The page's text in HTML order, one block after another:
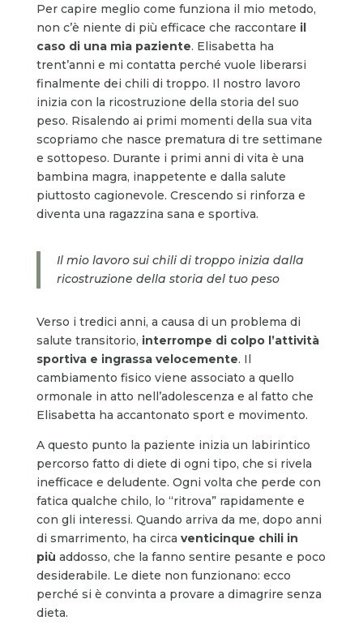
Per capire meglio come funziona il mio metodo,
non c’è niente di più efficace che raccontare il
caso di una mia paziente. Elisabetta ha
trent’anni e mi contatta perché vuole liberarsi
finalmente dei chili di troppo. Il nostro lavoro
inizia con la ricostruzione della storia del suo
peso. Risalendo ai primi momenti della sua vita
scopriamo che nasce prematura di tre settimane
e sottopeso. Durante i primi anni di vita è una
bambina magra, inappetente e dalla salute
piuttosto cagionevole. Crescendo si rinforza e
diventa una ragazzina sana e sportiva.
Il mio lavoro sui chili di troppo inizia dalla
ricostruzione della storia del tuo peso
Verso i tredici anni, a causa di un problema di
salute transitorio, interrompe di colpo l’attività
sportiva e ingrassa velocemente. Il
cambiamento fisico viene associato a quello
ormonale in atto nell’adolescenza e al fatto che
Elisabetta ha accantonato sport e movimento.
A questo punto la paziente inizia un labirintico
percorso fatto di diete di ogni tipo, che si rivela
inefficace e deludente. Ogni volta che perde con
fatica qualche chilo, lo “ritrova” rapidamente e
con gli interessi. Quando arriva da me, dopo anni
di smarrimento, ha circa venticinque chili in
più addosso, che la fanno sentire pesante e poco
desiderabile. Le diete non funzionano: ecco
perché si è convinta a provare a dimagrire senza
dieta.